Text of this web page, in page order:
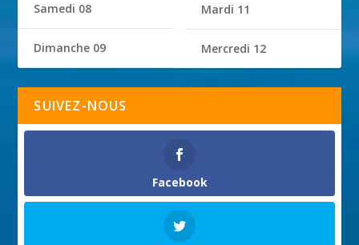
Samedi 08
Dimanche 09
Mardi 11
Mercredi 12
SUIVEZ-NOUS
Facebook